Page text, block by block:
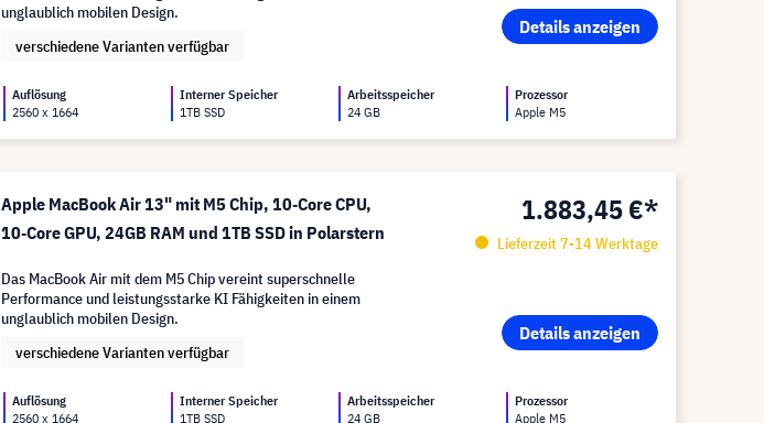
Details anzeigen
unglaublich mobilen Design.
verschiedene Varianten verfügbar
Auflösung
2560 x 1664
Interner Speicher
1TB SSD
Arbeitsspeicher
24 GB
Prozessor
Apple M5
Apple MacBook Air 13" mit M5 Chip, 10‑Core CPU,
10‑Core GPU, 24GB RAM und 1TB SSD in Polarstern
1.883,45 €*
Lieferzeit 7-14 Werktage
Details anzeigen
Das MacBook Air mit dem M5 Chip vereint superschnelle
Performance und leistungsstarke KI Fähigkeiten in einem
unglaublich mobilen Design.
verschiedene Varianten verfügbar
Auflösung
2560 x 1664
Interner Speicher
1TB SSD
Arbeitsspeicher
24 GB
Prozessor
Apple M5